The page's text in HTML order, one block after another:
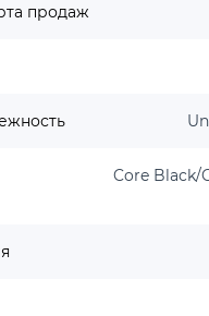
продаж
Core Black/